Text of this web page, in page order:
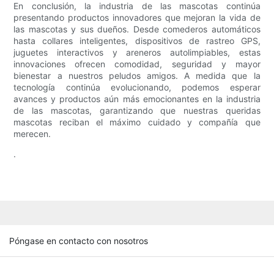
En conclusión, la industria de las mascotas continúa
presentando productos innovadores que mejoran la vida de
las mascotas y sus dueños. Desde comederos automáticos
hasta collares inteligentes, dispositivos de rastreo GPS,
juguetes interactivos y areneros autolimpiables, estas
innovaciones ofrecen comodidad, seguridad y mayor
bienestar a nuestros peludos amigos. A medida que la
tecnología continúa evolucionando, podemos esperar
avances y productos aún más emocionantes en la industria
de las mascotas, garantizando que nuestras queridas
mascotas reciban el máximo cuidado y compañía que
merecen.
.
Póngase en contacto con nosotros